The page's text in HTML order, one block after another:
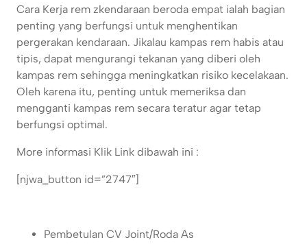
Cara Kerja rem zkendaraan beroda empat ialah bagian
penting yang berfungsi untuk menghentikan
pergerakan kendaraan. Jikalau kampas rem habis atau
tipis, dapat mengurangi tekanan yang diberi oleh
kampas rem sehingga meningkatkan risiko kecelakaan.
Oleh karena itu, penting untuk memeriksa dan
mengganti kampas rem secara teratur agar tetap
berfungsi optimal.
More informasi Klik Link dibawah ini :
[njwa_button id=”2747″]
Pembetulan CV Joint/Roda As